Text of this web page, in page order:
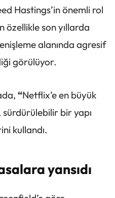
Hastings’in önemli rol
özellikle son yıllarda
alanında agresif
görülüyor.
“Netflix’e en büyük
bir yapı
kullandı.
yansıdı